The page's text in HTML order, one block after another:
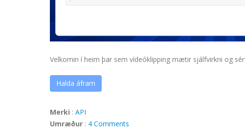
Velkomin í heim þar sem vídeóklipping mætir sjálfvirkni og
Halda áfram
Merki : API
Umræður : 4 Comments